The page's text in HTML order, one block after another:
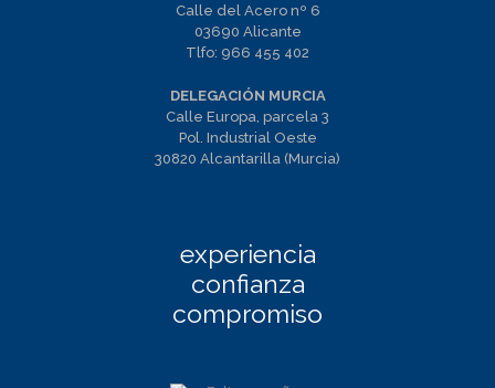
Calle del Acero nº 6
03690 Alicante
Tlfo: 966 455 402
DELEGACIÓN MURCIA
Calle Europa, parcela 3
Pol. Industrial Oeste
30820 Alcantarilla (Murcia)
experiencia
confianza
compromiso